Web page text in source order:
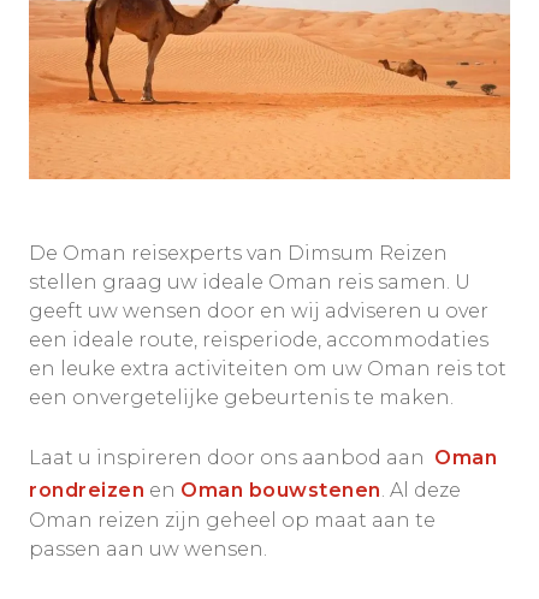
De Oman reisexperts van Dimsum Reizen
stellen graag uw ideale Oman reis samen. U
geeft uw wensen door en wij adviseren u over
een ideale route, reisperiode, accommodaties
en leuke extra activiteiten om uw Oman reis tot
een onvergetelijke gebeurtenis te maken.
Laat u inspireren door ons aanbod aan Oman
rondreizen en Oman bouwstenen. Al deze
Oman reizen zijn geheel op maat aan te
passen aan uw wensen.